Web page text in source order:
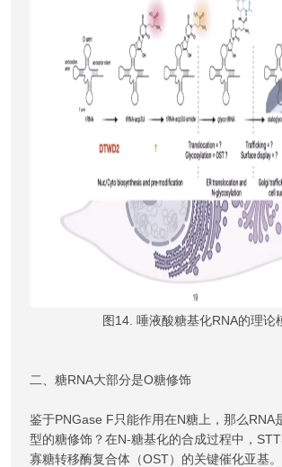
图14. 唾液酸糖基化RNA的理论
二、糖RNA大部分是O糖修饰
鉴于PNGase F只能作用在N糖上，那么RNA
型的糖修饰？在N-糖基化的合成过程中，
寡糖转移酶复合体（OST）的关键催化亚基